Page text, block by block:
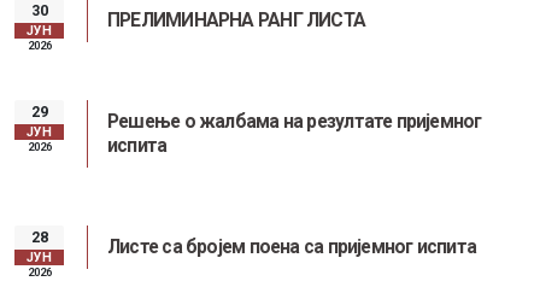
30
ЈУН
2026
ПРЕЛИМИНАРНА РАНГ ЛИСТА
29
ЈУН
2026
Решење о жалбама на резултате пријемног
испита
28
ЈУН
2026
Листе са бројем поена са пријемног испита